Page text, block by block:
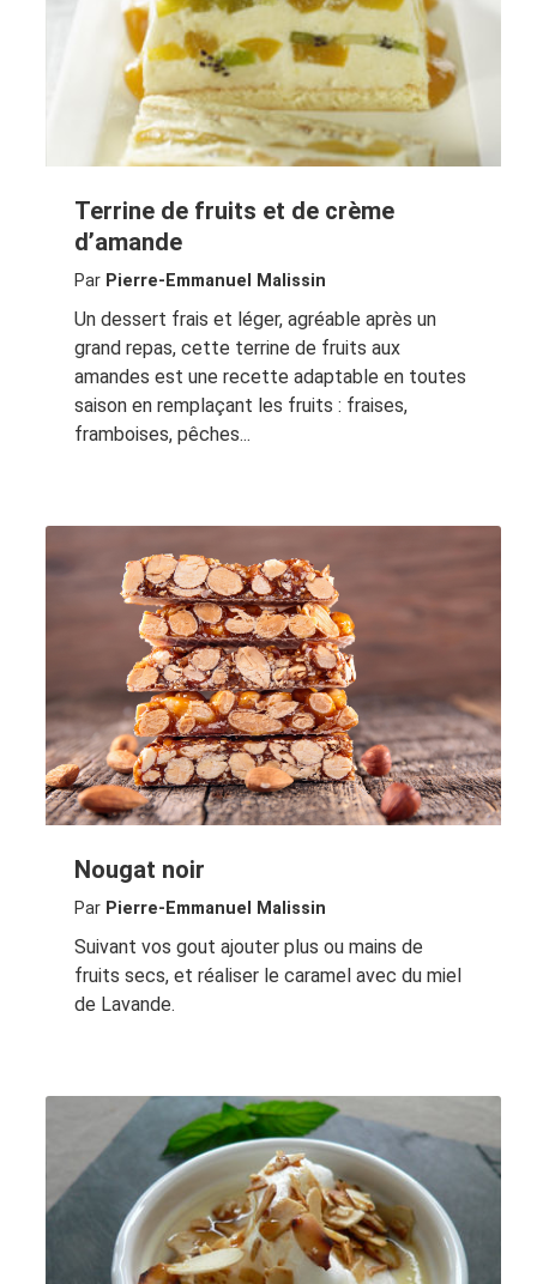
Terrine de fruits et de crème
d’amande
Par Pierre-Emmanuel Malissin
Un dessert frais et léger, agréable après un
grand repas, cette terrine de fruits aux
amandes est une recette adaptable en toutes
saison en remplaçant les fruits : fraises,
framboises, pêches...
Nougat noir
Par Pierre-Emmanuel Malissin
Suivant vos gout ajouter plus ou mains de
fruits secs, et réaliser le caramel avec du miel
de Lavande.